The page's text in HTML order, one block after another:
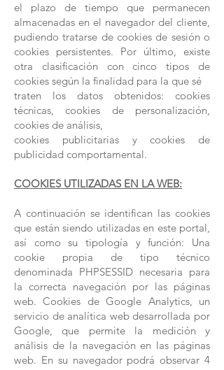
el plazo de tiempo que permanecen
almacenadas en el navegador del cliente,
pudiendo tratarse de cookies de sesión o
cookies persistentes. Por último, existe
otra clasificación con cinco tipos de
cookies según la finalidad para la que sé
traten los datos obtenidos: cookies
técnicas, cookies de personalización,
cookies de análisis,
cookies publicitarias y cookies de
publicidad comportamental.
COOKIES UTILIZADAS EN LA WEB:
A continuación se identifican las cookies
que están siendo utilizadas en este portal,
así como su tipología y función: Una
cookie propia de tipo técnico
denominada PHPSESSID necesaria para
la correcta navegación por las páginas
web. Cookies de Google Analytics, un
servicio de analítica web desarrollada por
Google, que permite la medición y
análisis de la navegación en las páginas
web. En su navegador podrá observar 4